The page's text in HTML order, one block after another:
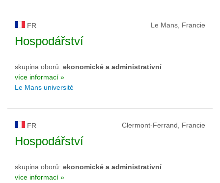
FR Le Mans, Francie
Hospodářství
skupina oborů: ekonomické a administrativní
více informací »
Le Mans université
FR Clermont-Ferrand, Francie
Hospodářství
skupina oborů: ekonomické a administrativní
více informací »